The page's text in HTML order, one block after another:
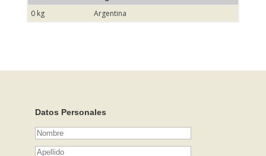
0 kg
Argentina
Datos Personales